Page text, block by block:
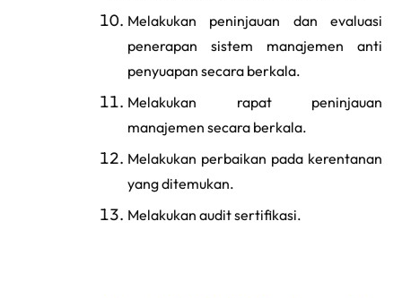
Melakukan peninjauan dan evaluasi
penerapan sistem manajemen anti
penyuapan secara berkala.
Melakukan rapat peninjauan
manajemen secara berkala.
Melakukan perbaikan pada kerentanan
yang ditemukan.
Melakukan audit sertifikasi.